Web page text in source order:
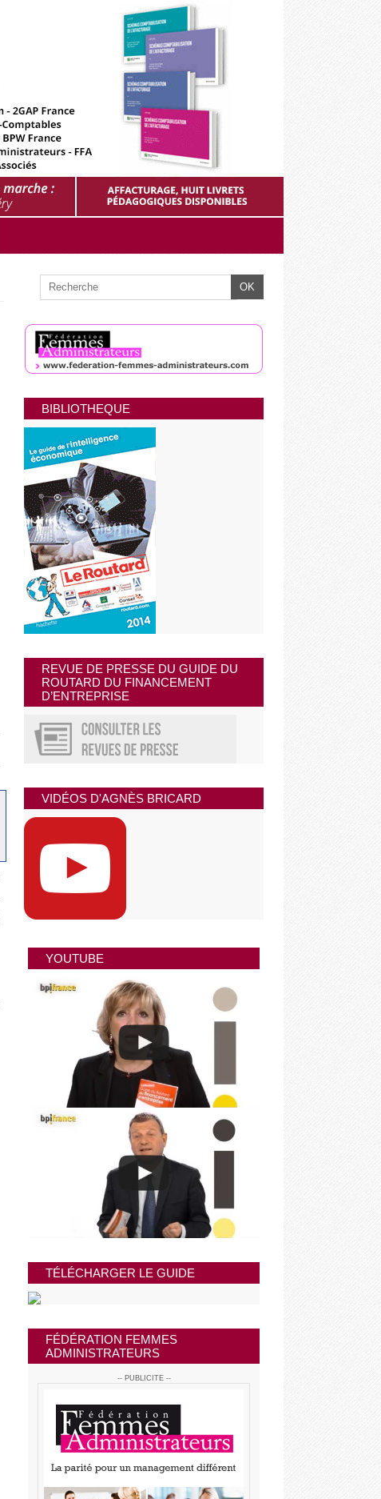
BIBLIOTHEQUE
REVUE DE PRESSE DU GUIDE DU
ROUTARD DU FINANCEMENT
D’ENTREPRISE
VIDÉOS D'AGNÈS BRICARD
YOUTUBE
TÉLÉCHARGER LE GUIDE
FÉDÉRATION FEMMES
ADMINISTRATEURS
-- PUBLICITE --